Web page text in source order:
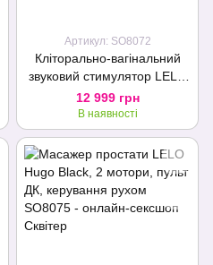
Артикул: SO8072
Кліторально-вагінальний
звуковий стимулятор LELO
Enigma Cruise Black
12 999 грн
В наявності